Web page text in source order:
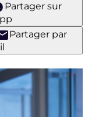
Partager sur
Partager par